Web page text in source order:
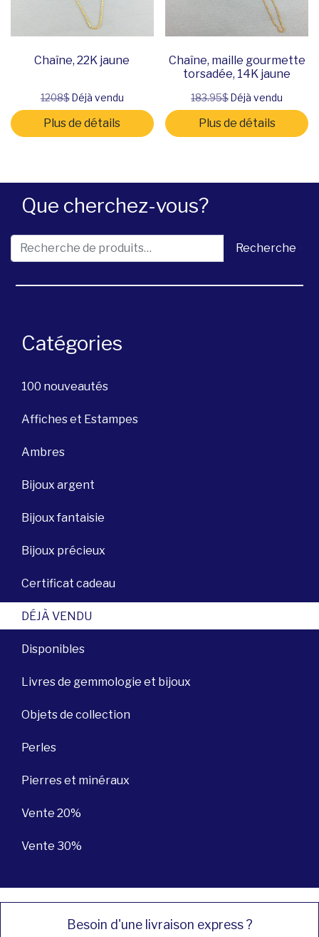
Que cherchez-vous?
Recherche pour : Recherche
Catégories
100 nouveautés
Affiches et Estampes
Ambres
Bijoux argent
Bijoux fantaisie
Bijoux précieux
Certificat cadeau
DÉJÀ VENDU
Disponibles
Livres de gemmologie et bijoux
Objets de collection
Perles
Pierres et minéraux
Vente 20%
Vente 30%
Besoin d'une livraison express ?
Chaîne, 22K jaune
1208$Déjà vendu
Plus de détails
Chaîne, maille gourmette
torsadée, 14K jaune
183.95$Déjà vendu
Plus de détails